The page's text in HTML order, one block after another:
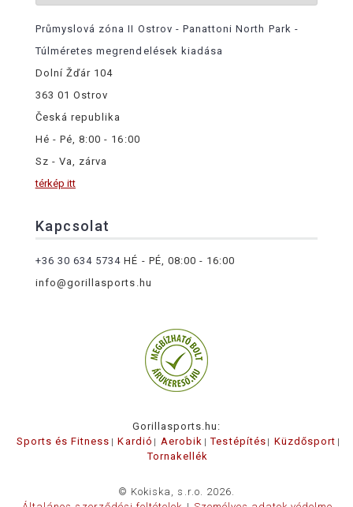
Průmyslová zóna II Ostrov - Panattoni North Park -
Túlméretes megrendelések kiadása
Dolní Žďár 104
363 01 Ostrov
Česká republika
Hé - Pé, 8:00 - 16:00
Sz - Va, zárva
térkép itt
Kapcsolat
+36 30 634 5734 HÉ - PÉ, 08:00 - 16:00
info@gorillasports.hu
Gorillasports.hu:
Sports és Fitness
Kardió Aerobik Testépítés
Küzdősport
Tornakellék
© Kokiska, s.r.o. 2026.